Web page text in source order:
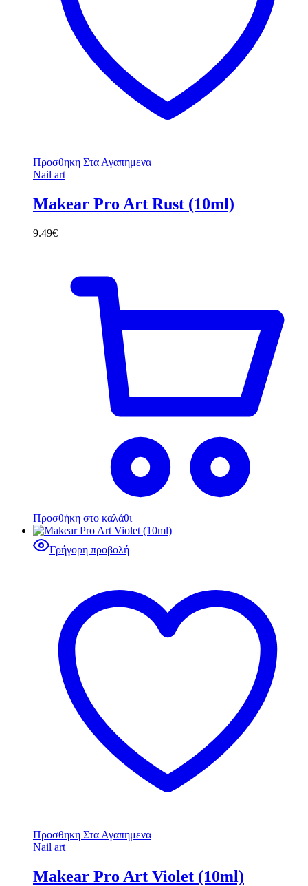
Προσθηκη Στα Αγαπημενα
Nail art
Makear Pro Art Rust (10ml)
9.49€
Προσθήκη στο καλάθι
Γρήγορη προβολή
Προσθηκη Στα Αγαπημενα
Nail art
Makear Pro Art Violet (10ml)